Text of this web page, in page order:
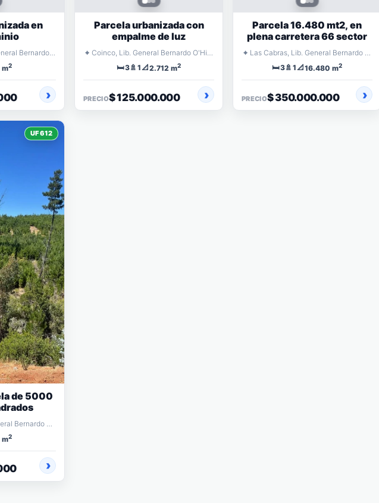
en
San Vicente, Lib. General Bernardo O'Higgins
2
Parcela urbanizada con
empalme de luz
⌖ Coinco, Lib. General Bernardo O'Higgins
🛏️3🚿 1📐2.712 m2
PRECIO$ 125.000.000
Parcela 16.480 mt2, en
plena carretera 66 sector
⌖ Las Cabras, Lib. General Bernardo O'Higgins
🛏️3🚿 1📐16.480 m2
PRECIO$ 350.000.000
UF 612
de 5000
2